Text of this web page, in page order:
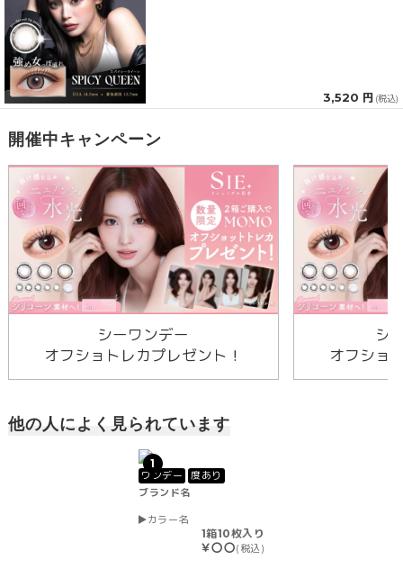
3,520 円 (税込)
開催中キャンペーン
シーワンデー
オフショトレカプレゼント！
シ
オフショ
他の人によく見られています
1
ワンデー
度あり
ブランド名
カラー名
1箱10枚入り
￥〇〇(税込)